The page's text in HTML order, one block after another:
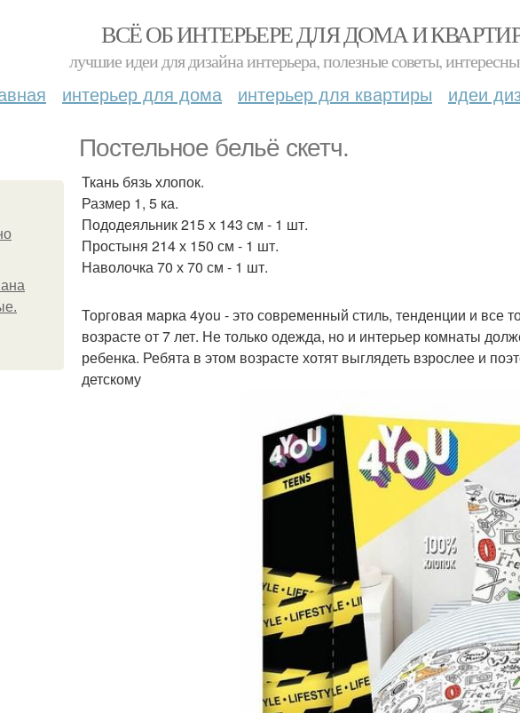
ВСЁ ОБ ИНТЕРЬЕРЕ ДЛЯ ДОМА И
лучшие идеи для дизайна интерьера, полезные советы,
интерьер для дома интерьер для квартиры идеи
Постельное бельё скетч.
Ткань бязь хлопок.
Размер 1, 5 ка.
Пододеяльник 215 х 143 см - 1 шт.
Простыня 214 х 150 см - 1 шт.
Наволочка 70 х 70 см - 1 шт.
Торговая марка 4you - это современный стиль, тенденции и все
возрасте от 7 лет. Не только одежда, но и интерьер комнаты
ребенка. Ребята в этом возрасте хотят выглядеть взрослее и
детскому